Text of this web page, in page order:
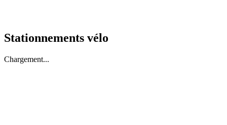
Stationnements vélo
Chargement...